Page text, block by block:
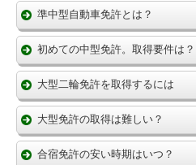
準中型自動車免許とは？
初めての中型免許。取得要件は？
大型二輪免許を取得するには
大型免許の取得は難しい？
合宿免許の安い時期はいつ？